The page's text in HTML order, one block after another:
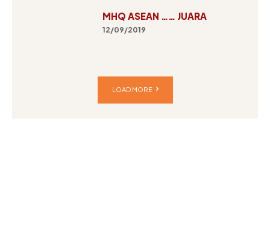
MHQ ASEAN …… JUARA
12/09/2019
LOAD MORE